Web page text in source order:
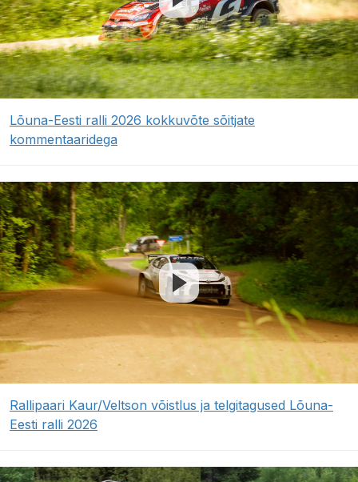
Lõuna-Eesti ralli 2026 kokkuvõte sõitjate
kommentaaridega
Rallipaari Kaur/Veltson võistlus ja telgitagused Lõuna-
Eesti ralli 2026